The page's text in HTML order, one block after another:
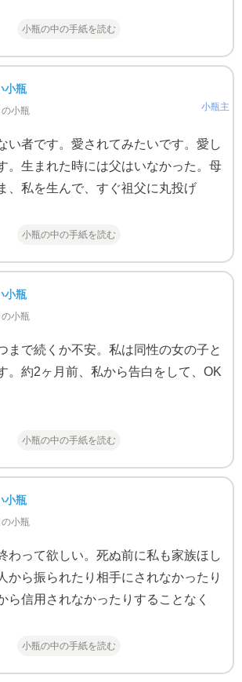
小瓶の中の手紙を読む
小瓶
小瓶 小瓶主
い者です。愛されてみたいです。愛し
。生まれた時には父はいなかった。母
、私を生んで、すぐ祖父に丸投げ
小瓶の中の手紙を読む
小瓶
小瓶
まで続くか不安。私は同性の女の子と
。約2ヶ月前、私から告白をして、OK
小瓶の中の手紙を読む
小瓶
小瓶
わって欲しい。死ぬ前に私も家族ほし
から振られたり相手にされなかったり
ら信用されなかったりすることなく
小瓶の中の手紙を読む